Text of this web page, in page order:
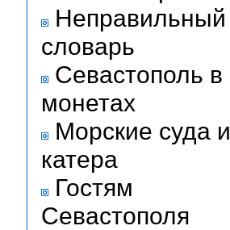
Неправильный
словарь
Севастополь в
монетах
Морские суда и
катера
Гостям
Севастополя